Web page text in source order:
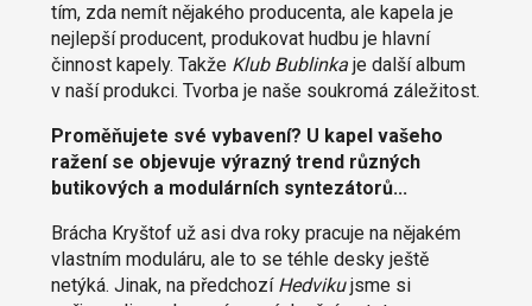
tím, zda nemít nějakého producenta, ale kapela je
nejlepší producent, produkovat hudbu je hlavní
činnost kapely. TakžeKlub Bublinkaje další album
v naší produkci. Tvorba je naše soukromá záležitost.
Proměňujete své vybavení? U kapel vašeho
ražení se objevuje výrazný trend různých
butikových a modulárních syntezátorů...
Brácha Kryštof už asi dva roky pracuje na nějakém
vlastním moduláru, ale to se téhle desky ještě
netýká. Jinak, na předchozí Hedvikujsme si